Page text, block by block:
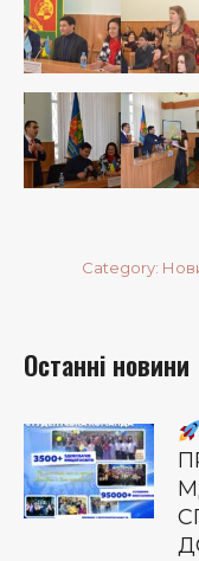
Category:
Останні новини